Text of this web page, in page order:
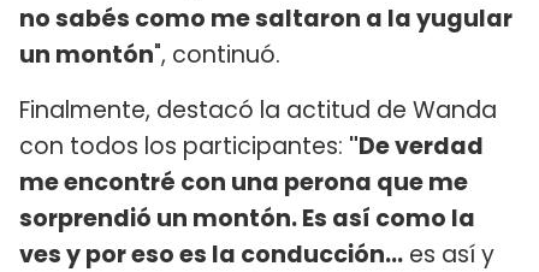
no sabés como me saltaron a la yugular
un montón", continuó.
Finalmente, destacó la actitud de Wanda
con todos los participantes: "De verdad
me encontré con una perona que me
sorprendió un montón. Es así como la
ves y por eso es la conducción... es así y